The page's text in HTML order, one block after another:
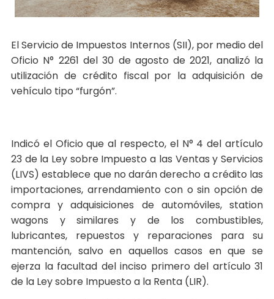
El Servicio de Impuestos Internos (SII), por medio del
Oficio N° 2261 del 30 de agosto de 2021, analizó la
utilización de crédito fiscal por la adquisición de
vehículo tipo “furgón”.
Indicó el Oficio que al respecto, el N° 4 del artículo
23 de la Ley sobre Impuesto a las Ventas y Servicios
(LIVS) establece que no darán derecho a crédito las
importaciones, arrendamiento con o sin opción de
compra y adquisiciones de automóviles, station
wagons y similares y de los combustibles,
lubricantes, repuestos y reparaciones para su
mantención, salvo en aquellos casos en que se
ejerza la facultad del inciso primero del artículo 31
de la Ley sobre Impuesto a la Renta (LIR).